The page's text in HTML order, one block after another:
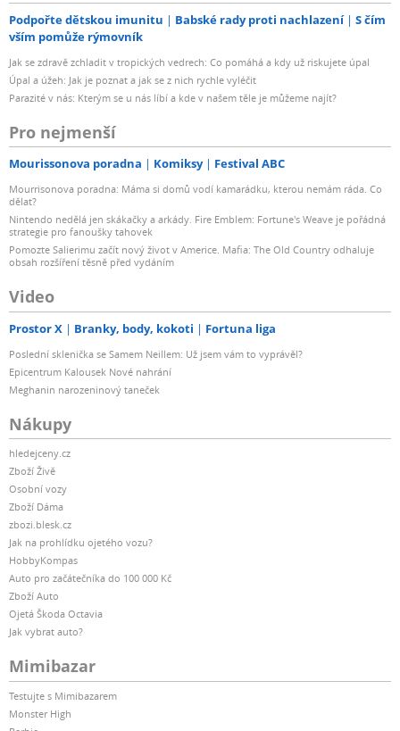
Podpořte dětskou imunitu Babské rady proti nachlazení
S čím
vším pomůže rýmovník
Jak se zdravě zchladit v tropických vedrech: Co pomáhá a kdy už riskujete úpal
Úpal a úžeh: Jak je poznat a jak se z nich rychle vyléčit
Parazité v nás: Kterým se u nás líbí a kde v našem těle je můžeme najít?
Pro nejmenší
Mourissonova poradna Komiksy Festival ABC
Mourrisonova poradna: Máma si domů vodí kamarádku, kterou nemám ráda. Co
dělat?
Nintendo nedělá jen skákačky a arkády. Fire Emblem: Fortune's Weave je pořádná
strategie pro fanoušky tahovek
Pomozte Salierimu začít nový život v Americe. Mafia: The Old Country odhaluje
obsah rozšíření těsně před vydáním
Video
Prostor X Branky, body, kokoti Fortuna liga
Poslední sklenička se Samem Neillem: Už jsem vám to vyprávěl?
Epicentrum Kalousek Nové nahrání
Meghanin narozeninový taneček
Nákupy
hledejceny.cz
Zboží Živě
Osobní vozy
Zboží Dáma
zbozi.blesk.cz
Jak na prohlídku ojetého vozu?
HobbyKompas
Auto pro začátečníka do 100 000 Kč
Zboží Auto
Ojetá Škoda Octavia
Jak vybrat auto?
Mimibazar
Testujte s Mimibazarem
Monster High